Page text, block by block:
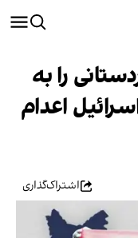
را به
اعدام
اشتراک‌گذاری